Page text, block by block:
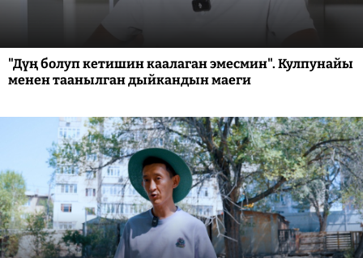
"Дүң болуп кетишин каалаган эмесмин". Кулпунайы
менен таанылган дыйкандын маеги